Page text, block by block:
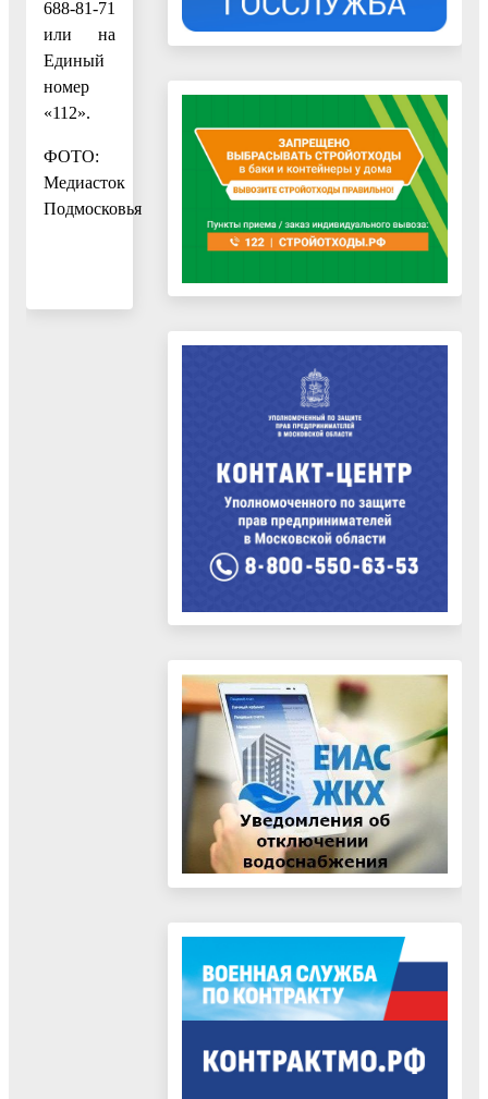
688-81-71
или на
Единый
номер
«112».
ФОТО:
Медиасток
Подмосковья